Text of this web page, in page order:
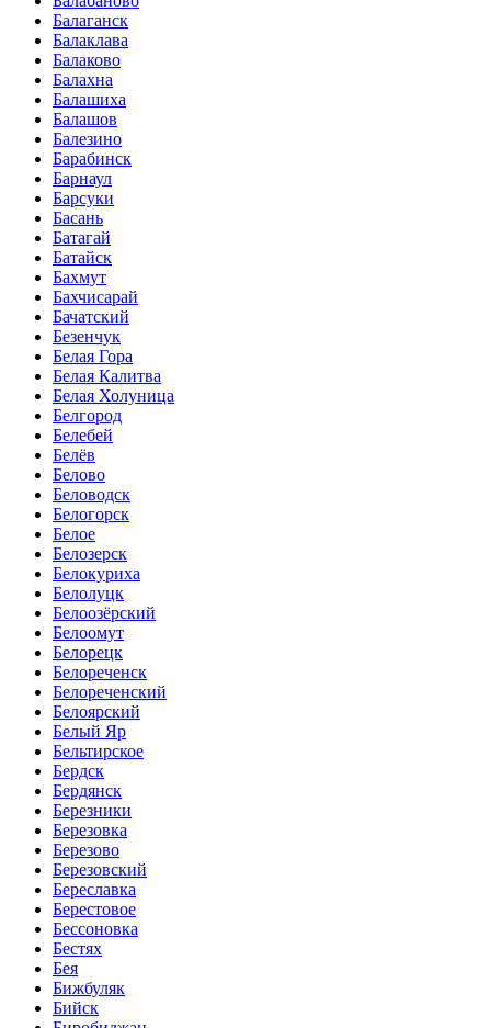
Балаганск
Балаклава
Балаково
Балахна
Балашиха
Балашов
Балезино
Барабинск
Барнаул
Барсуки
Басань
Батагай
Батайск
Бахмут
Бахчисарай
Бачатский
Безенчук
Белая Гора
Белая Калитва
Белая Холуница
Белгород
Белебей
Белёв
Белово
Беловодск
Белогорск
Белое
Белозерск
Белокуриха
Белолуцк
Белоозёрский
Белоомут
Белорецк
Белореченск
Белореченский
Белоярский
Белый Яр
Бельтирское
Бердск
Бердянск
Березники
Березовка
Березово
Березовский
Береславка
Берестовое
Бессоновка
Бестях
Бея
Бижбуляк
Бийск